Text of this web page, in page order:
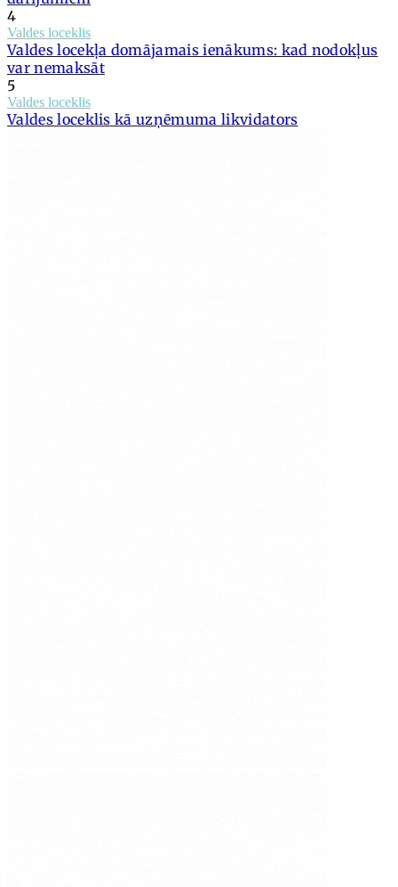
4
Valdes loceklis
Valdes locekļa domājamais ienākums: kad nodokļus
var nemaksāt
5
Valdes loceklis
Valdes loceklis kā uzņēmuma likvidators